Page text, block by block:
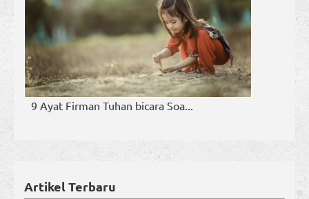
9 Ayat Firman Tuhan bicara Soa...
Artikel Terbaru